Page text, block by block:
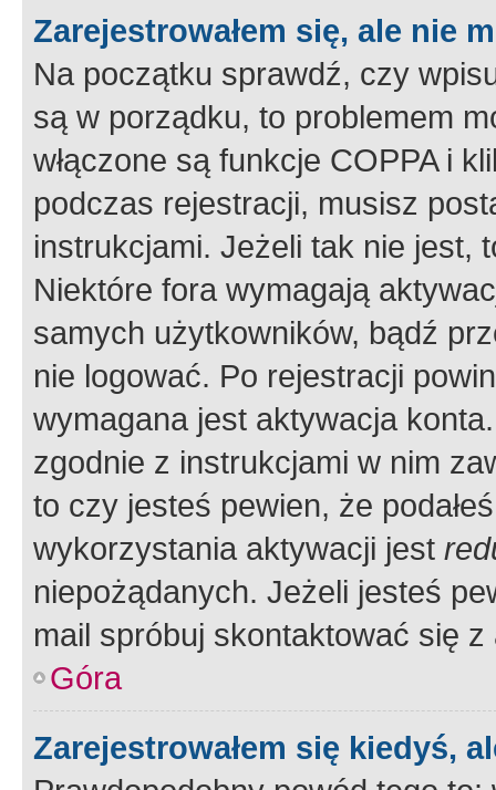
Zarejestrowałem się, ale nie
Na początku sprawdź, czy
są w porządku, to problemem
włączone są funkcje COPPA i
podczas rejestracji, musisz
instrukcjami. Jeżeli tak nie jest,
Niektóre fora wymagają
samych użytkowników, bądź
nie logować. Po rejestracji
wymagana jest aktywacja
zgodnie z instrukcjami w nim
to czy jesteś pewien, że
wykorzystania aktywacji jest
niepożądanych. Jeżeli jesteś
mail spróbuj skontaktować się
Góra
Zarejestrowałem się kiedyś,